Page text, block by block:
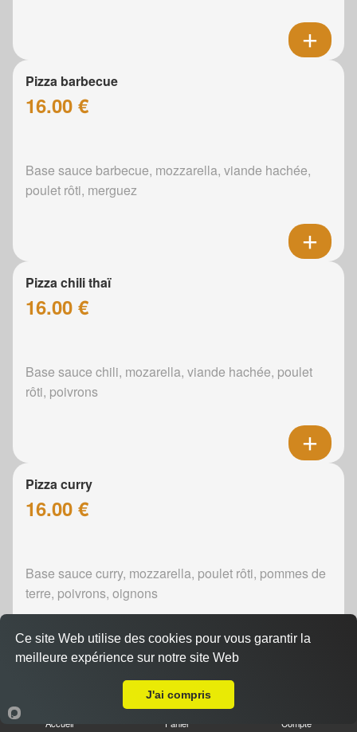
Pizza barbecue
16.00 €
Base sauce barbecue, mozzarella, viande hachée,
poulet rôti, merguez
Pizza chili thaï
16.00 €
Base sauce chili, mozarella, viande hachée, poulet
rôti, poivrons
Pizza curry
16.00 €
Base sauce curry, mozzarella, poulet rôti, pommes de
terre, poivrons, oignons
Accueil Panier Compte
Ce site Web utilise des cookies pour vous garantir la
meilleure expérience sur notre site Web
J'ai compris